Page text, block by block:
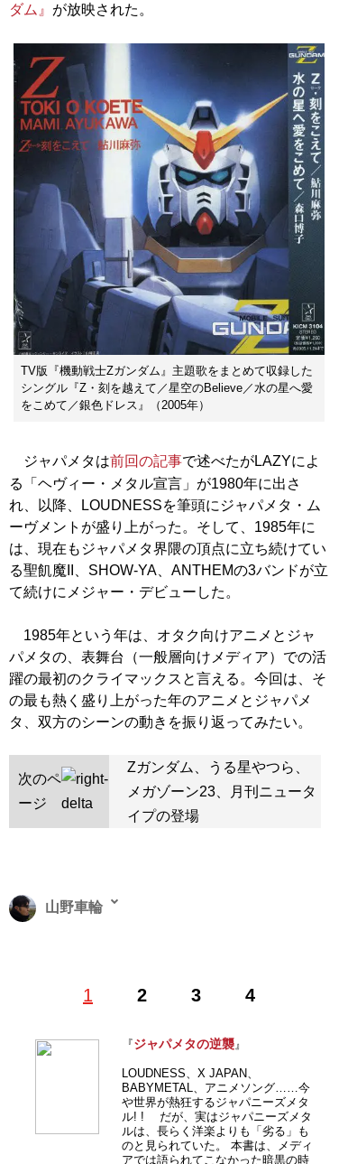
ダム』 が放映された。
TV版『機動戦士Zガンダム』主題歌をまとめて収録した
シングル『Z・刻を越えて／星空のBelieve／水の星へ愛
をこめて／銀色ドレス』（2005年）
ジャパメタは前回の記事で述べたがLAZYによ
る「ヘヴィー・メタル宣言」が1980年に出さ
れ、以降、LOUDNESSを筆頭にジャパメタ・ム
ーヴメントが盛り上がった。そして、1985年に
は、現在もジャパメタ界隈の頂点に立ち続けてい
る聖飢魔II、SHOW-YA、ANTHEMの3バンドが立
て続けにメジャー・デビューした。
1985年という年は、オタク向けアニメとジャ
パメタの、表舞台（一般層向けメディア）での活
躍の最初のクライマックスと言える。今回は、そ
の最も熱く盛り上がった年のアニメとジャパメ
タ、双方のシーンの動きを振り返ってみたい。
次のペ
ージ
Zガンダム、うる星やつら、
メガゾーン23、月刊ニュータ
イプの登場
1 2 3 4
山野車輪
年生まれ。『マンガ嫌韓流』（晋遊舎）シリーズが累計
『ジャパメタの逆襲』（扶桑社新書）
『ジャパメタの逆襲』
LOUDNESS、X JAPAN、
BABYMETAL、アニメソング……今
や世界が熱狂するジャパニーズメタ
ル! ! だが、実はジャパニーズメタ
ルは、長らく洋楽よりも「劣る」も
のと見られていた。 本書は、メディ
アでは語られてこなかった暗黒の時